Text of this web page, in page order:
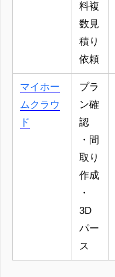
料複
数見
積り
依頼
マイホー
ムクラウ
ド
プラ
ン確
認
・間
取り
作成
・
3D
パー
ス